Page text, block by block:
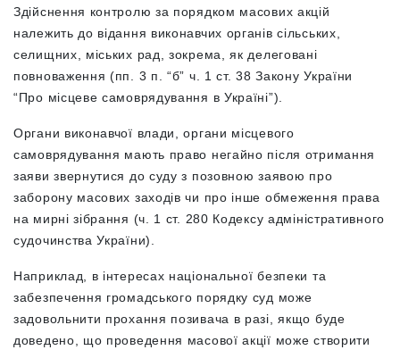
Здійснення контролю за порядком масових акцій
належить до відання виконавчих органів сільських,
селищних, міських рад, зокрема, як делеговані
повноваження (пп. 3 п. “б” ч. 1 ст. 38 Закону України
“Про місцеве самоврядування в Україні”).
Органи виконавчої влади, органи місцевого
самоврядування мають право негайно після отримання
заяви звернутися до суду з позовною заявою про
заборону масових заходів чи про інше обмеження права
на мирні зібрання (ч. 1 ст. 280 Кодексу адміністративного
судочинства України).
Наприклад, в інтересах національної безпеки та
забезпечення громадського порядку суд може
задовольнити прохання позивача в разі, якщо буде
доведено, що проведення масової акції може створити